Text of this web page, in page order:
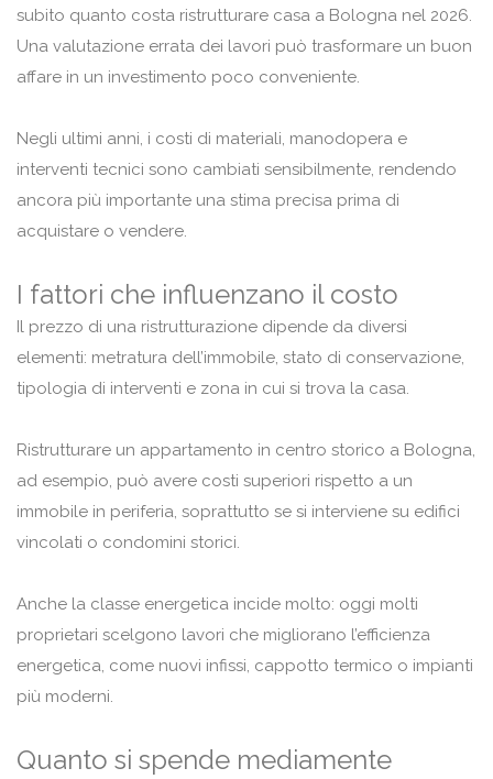
subito quanto costa ristrutturare casa a Bologna nel 2026.
Una valutazione errata dei lavori può trasformare un buon
affare in un investimento poco conveniente.
Negli ultimi anni, i costi di materiali, manodopera e
interventi tecnici sono cambiati sensibilmente, rendendo
ancora più importante una stima precisa prima di
acquistare o vendere.
I fattori che influenzano il costo
Il prezzo di una ristrutturazione dipende da diversi
elementi: metratura dell’immobile, stato di conservazione,
tipologia di interventi e zona in cui si trova la casa.
Ristrutturare un appartamento in centro storico a Bologna,
ad esempio, può avere costi superiori rispetto a un
immobile in periferia, soprattutto se si interviene su edifici
vincolati o condomini storici.
Anche la classe energetica incide molto: oggi molti
proprietari scelgono lavori che migliorano l’efficienza
energetica, come nuovi infissi, cappotto termico o impianti
più moderni.
Quanto si spende mediamente